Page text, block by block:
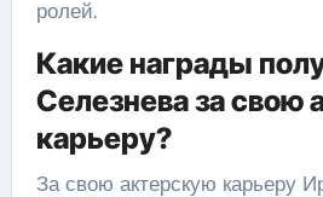
ролей.
Какие награды
Селезнева за свою
карьеру?
За свою актерскую карьеру